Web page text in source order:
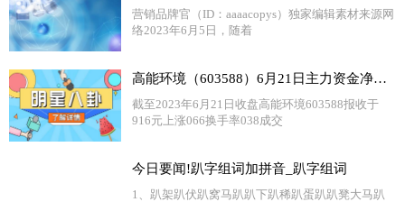
营销品牌官（ID：aaaacopys）独家编辑素材来源网
络2023年6月5日，随着
高能环境（603588）6月21日主力资金净买入589.81万元-世界报资讯
截至2023年6月21日收盘高能环境603588报收于
916元上涨066换手率038成交
今日要闻!趴字组词加拼音_趴字组词
1、趴架趴伏趴窝马趴趴下趴稀趴蛋趴趴凳大马趴